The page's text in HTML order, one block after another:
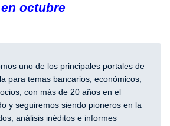
octubre
uno de los principales portales de
para temas bancarios, económicos,
con más de 20 años en el
y seguiremos siendo pioneros en la
análisis inéditos e informes